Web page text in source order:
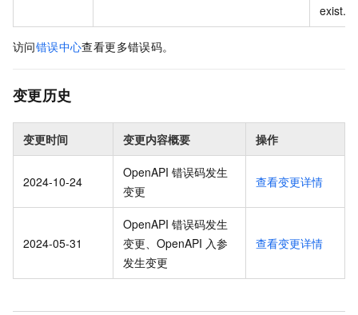
exist.
访问错误中心查看更多错误码。
变更历史
变更时间 变更内容概要 操作
2024-10-24
OpenAPI 错误码发生
变更
查看变更详情
2024-05-31
OpenAPI 错误码发生
变更、OpenAPI 入参
发生变更
查看变更详情